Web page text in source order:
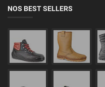
NOS BEST SELLERS